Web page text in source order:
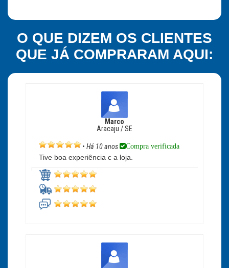
O QUE DIZEM OS CLIENTES
QUE JÁ COMPRARAM AQUI:
Marco
Aracaju / SE
• Há 10 anos Compra verificada
Tive boa experiência c a loja.